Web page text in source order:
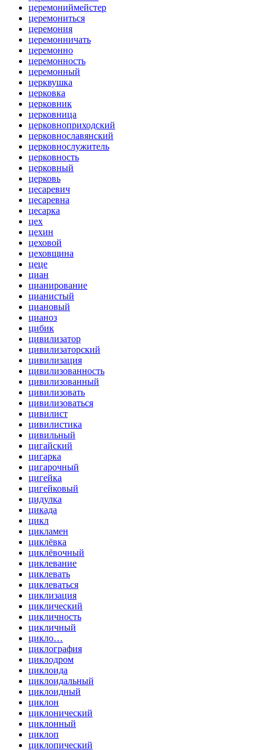
церемониймейстер
церемониться
церемония
церемонничать
церемонно
церемонность
церемонный
церквушка
церковка
церковник
церковница
церковноприходский
церковнославянский
церковнослужитель
церковность
церковный
церковь
цесаревич
цесаревна
цесарка
цех
цехин
цеховой
цеховщина
цеце
циан
цианирование
цианистый
циановый
цианоз
цибик
цивилизатор
цивилизаторский
цивилизация
цивилизованность
цивилизованный
цивилизовать
цивилизоваться
цивилист
цивилистика
цивильный
цигайский
цигарка
цигарочный
цигейка
цигейковый
цидулка
цикада
цикл
цикламен
циклёвка
циклёвочный
циклевание
циклевать
циклеваться
циклизация
циклический
цикличность
цикличный
цикло…
циклография
циклодром
циклоида
циклоидальный
циклоидный
циклон
циклонический
циклонный
циклоп
циклопический